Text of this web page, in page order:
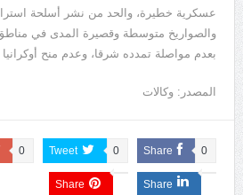
عسكرية خطيرة، والحد من نشر أسلحة
والصواريخ متوسطة وقصيرة المدى في مناطق
بعدم مواصلة تمدده شرقا، وعدم منح أوكرانيا
المصدر: وكالات
Share 0
Tweet 0
0
Share
Share